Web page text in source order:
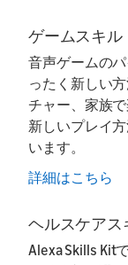
ゲームスキル
音声ゲームの
ったく新しい
チャー、家族
新しいプレイ
います。
詳細はこちら
ヘルスケアス
Alexa Skills Kit